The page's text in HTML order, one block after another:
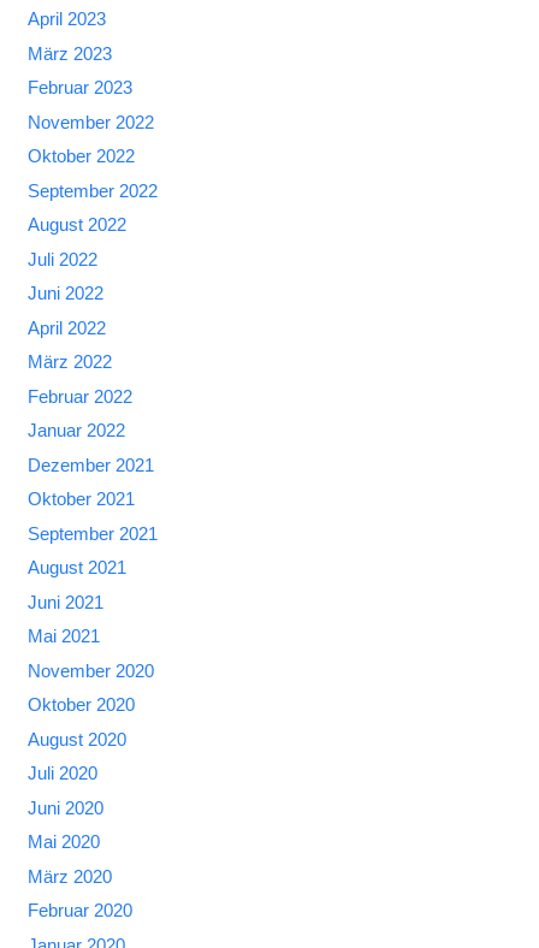
April 2023
März 2023
Februar 2023
November 2022
Oktober 2022
September 2022
August 2022
Juli 2022
Juni 2022
April 2022
März 2022
Februar 2022
Januar 2022
Dezember 2021
Oktober 2021
September 2021
August 2021
Juni 2021
Mai 2021
November 2020
Oktober 2020
August 2020
Juli 2020
Juni 2020
Mai 2020
März 2020
Februar 2020